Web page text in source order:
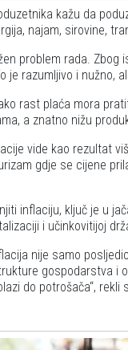
kažu da
najam, sirovine,
problem rada. Zbog
je razumljivo i nužno,
rast plaća mora
a znatno nižu
vide kao rezultat
gdje se cijene
inflaciju, ključ je u
i učinkovitijoj
nije samo
gospodarstva i
do potrošača , rekli